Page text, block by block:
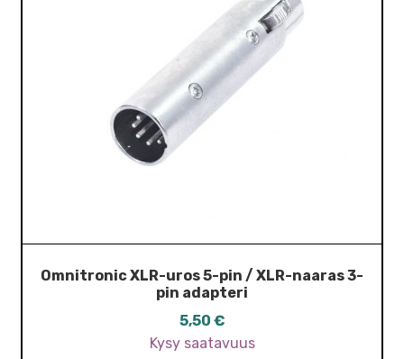
Omnitronic XLR-uros 5-pin / XLR-naaras 3-
pin adapteri
5,50 €
Kysy saatavuus